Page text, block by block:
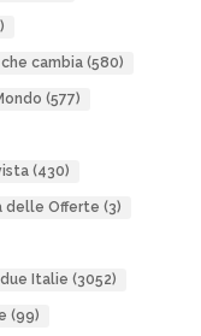
cambia(580)
(577)
(430)
delle Offerte (3)
Italie (3052)
(99)